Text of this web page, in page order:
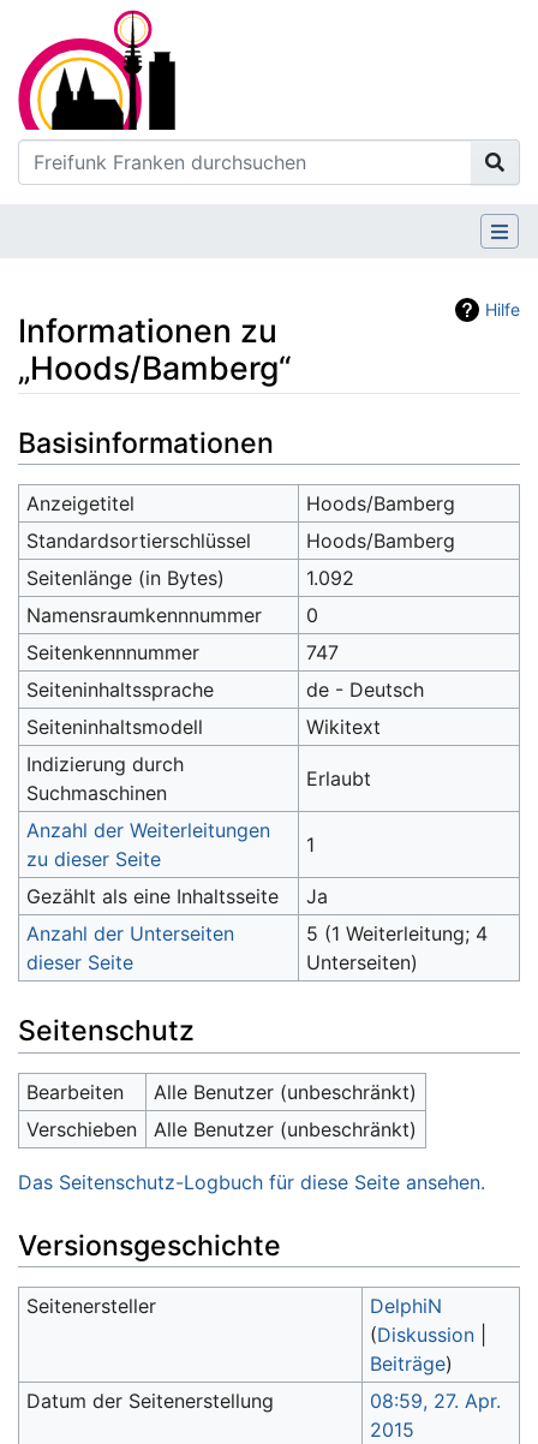
Hilfe
Informationen zu
„Hoods/Bamberg“
Wechseln zu: Navigation
Basisinformationen
Anzeigetitel
Hoods/Bamberg
Standardsortierschlüssel
Hoods/Bamberg
Seitenlänge (in Bytes)
1.092
Namensraumkennnummer
0
Seitenkennnummer
747
Seiteninhaltssprache
de - Deutsch
Seiteninhaltsmodell
Wikitext
Indizierung durch
Suchmaschinen
Erlaubt
Anzahl der Weiterleitungen
zu dieser Seite
1
Gezählt als eine Inhaltsseite
Ja
Anzahl der Unterseiten
dieser Seite
5 (1 Weiterleitung; 4
Unterseiten)
Seitenschutz
Bearbeiten
Alle Benutzer (unbeschränkt)
Verschieben
Alle Benutzer (unbeschränkt)
Das Seitenschutz-Logbuch für diese Seite ansehen.
Versionsgeschichte
Seitenersteller
DelphiN
(Diskussion
Beiträge)
Datum der Seitenerstellung
08:59, 27. Apr.
2015